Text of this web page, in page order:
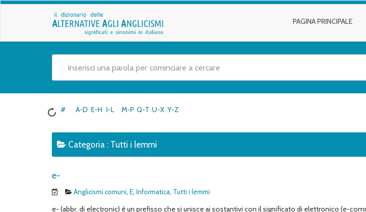
PAGINA PRINCIPALE
# A-D E-H I-L M-P Q-T U-X Y-Z
Categoria : Tutti i lemmi
e-
Anglicismi comuni, E, Informatica, Tutti i lemmi
e- (abbr. di electronic) è un prefisso che si unisce ai sostantivi con il significato di elettronico (e-